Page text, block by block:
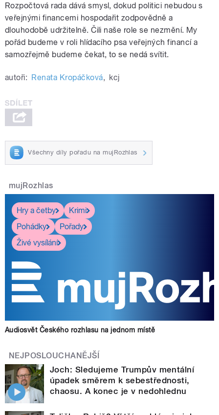
Rozpočtová rada dává smysl, dokud politici nebudou s
veřejnými financemi hospodařit zodpovědně a
dlouhodobě udržitelně. Čili naše role se nezmění. My
pořád budeme v roli hlídacího psa veřejných financí a
samozřejmě budeme čekat, to se nedá svítit.
autoři: Renata Kropáčková, kcj
Všechny díly pořadu na mujRozhlas
mujRozhlas
Hry a četby
Krimi
Pohádky
Pořady
Živé vysílání
Audiosvět Českého rozhlasu na jednom místě
NEJPOSLOUCHANĚJŠÍ
Joch: Sledujeme Trumpův mentální
úpadek směrem k sebestřednosti,
chaosu. A konec je v nedohlednu